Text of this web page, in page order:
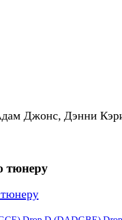
Джонс, Дэнни
тюнеру